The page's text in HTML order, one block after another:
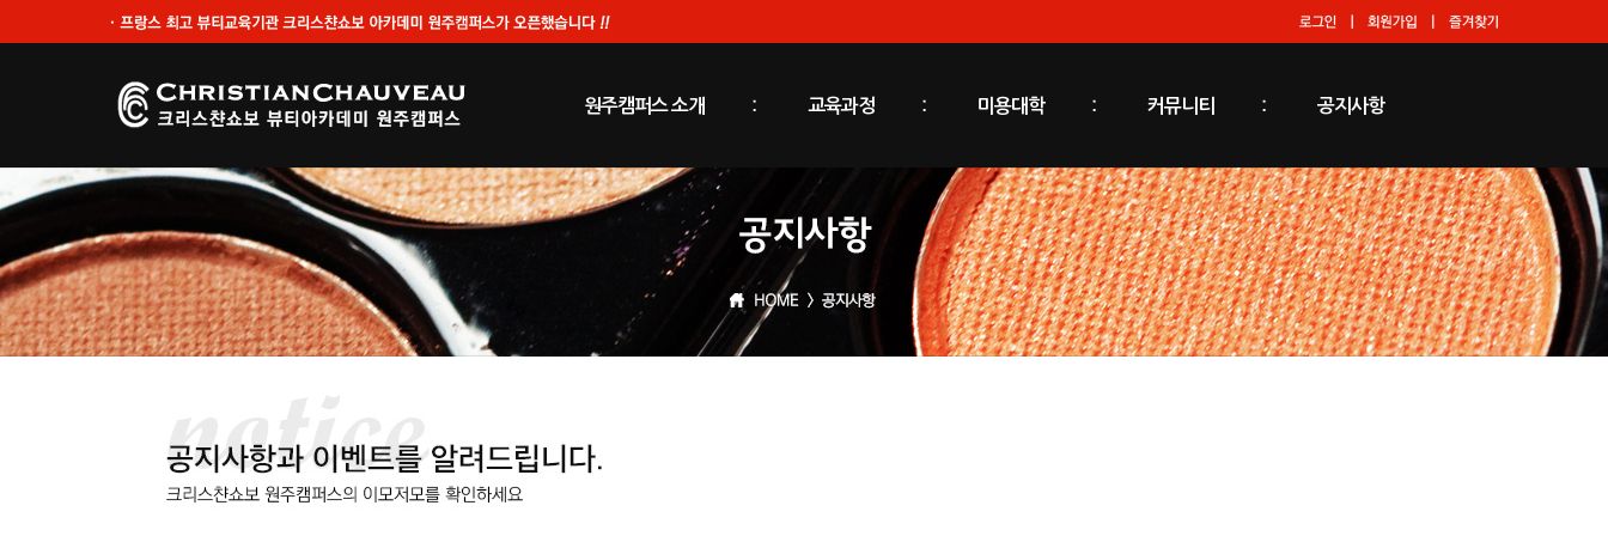
원주캠퍼스 소개 교육과정 미용대학 커뮤니티 공지사항